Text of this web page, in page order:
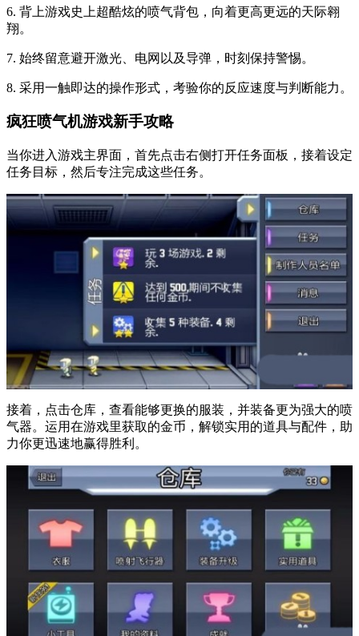
6. 背上游戏史上超酷炫的喷气背包，向着更高更远的天际翱
翔。
7. 始终留意避开激光、电网以及导弹，时刻保持警惕。
8. 采用一触即达的操作形式，考验你的反应速度与判断能力。
疯狂喷气机游戏新手攻略
当你进入游戏主界面，首先点击右侧打开任务面板，接着设定
任务目标，然后专注完成这些任务。
接着，点击仓库，查看能够更换的服装，并装备更为强大的喷
气器。运用在游戏里获取的金币，解锁实用的道具与配件，助
力你更迅速地赢得胜利。